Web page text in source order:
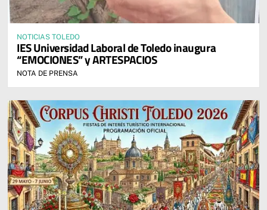
NOTICIAS TOLEDO
IES Universidad Laboral de Toledo inaugura
“EMOCIONES” y ARTESPACIOS
NOTA DE PRENSA